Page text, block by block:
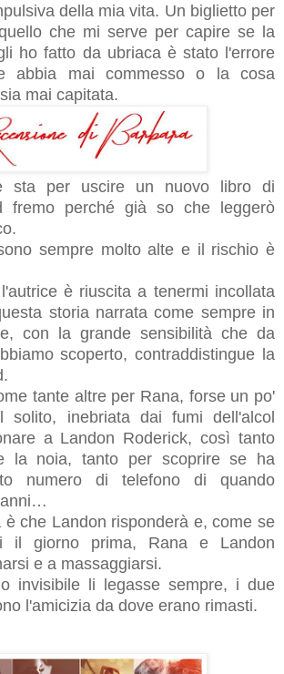
della mia vita. Un biglietto per
che mi serve per capire se la
ho fatto da ubriaca è stato l'errore
abbia mai commesso o la cosa
mai capitata.
sta per uscire un nuovo libro di
fremo perché già so che leggerò
sempre molto alte e il rischio è
è riuscita a tenermi incollata
storia narrata come sempre in
con la grande sensibilità che da
scoperto, contraddistingue la
tante altre per Rana, forse un po'
solito, inebriata dai fumi dell'alcol
a Landon Roderick, così tanto
la noia, tanto per scoprire se ha
numero di telefono di quando
anni…
è che Landon risponderà e, come se
il giorno prima, Rana e Landon
e a massaggiarsi.
invisibile li legasse sempre, i due
l'amicizia da dove erano rimasti.